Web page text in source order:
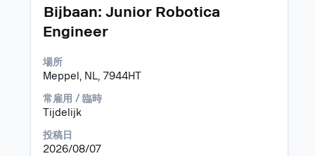
す。
表
示
す
に
は、
Space
キ
ー
で
選
タ
ト
Bijbaan: Junior Robotica
Engineer
場所
Meppel, NL, 7944HT
常雇用 / 臨時
Tijdelijk
投稿日
2026/08/07
求
情
の
全
コ
ン
ン
ツ